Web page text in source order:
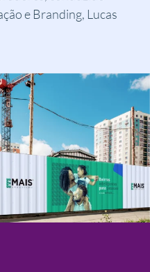
e Branding, Lucas